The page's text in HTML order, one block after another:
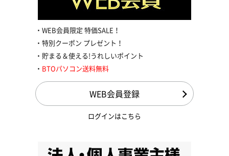
WEB会員限定 特価SALE！
特別クーポン プレゼント！
貯まる＆使える!うれしいポイント
BTOパソコン送料無料
WEB会員登録
ログインはこちら